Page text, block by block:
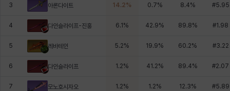
3 아론다이트 14.2% 0.7% 8.4% #5.95
4 다인슬라이프-진홍 6.1 % 42.9% 89.8% #1.98
5 레바테인 5.2% 19.9% 60.2% #3.22
6 다인슬라이프 1.2% 41.2% 89.4% #2.07
7 모노호시자오 1.2% 1.2% 12.3% #5.89